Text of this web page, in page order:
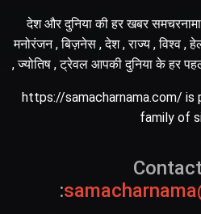
देश और दुनिया की हर खबर
मनोरंजन , बिज़नेस , देश , राज्य , विश्व ,
, ज्योतिष , ट्रेवल आपकी दुनिया के हर
https://samacharnama.com/ is
family of
: